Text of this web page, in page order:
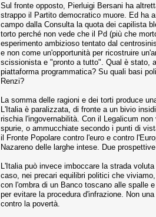
Sul fronte opposto, Pierluigi Bersani ha
strappo il Partito democratico muore. Ed ha
campo dalla Consulta la quota dei capilista
torto perché non vede che il Pd (più che
esperimento ambizioso tentato dal
e non come un'opportunità per ricostruire
scissionista e "pronto a tutto". Qual è stato,
piattaforma programmatica? Su quali basi
Renzi?
La somma delle ragioni e dei torti produce
L'Italia è paralizzata, di fronte a un bivio
rischia l'ingovernabilità. Con il Legalicum
spurie, o ammucchiate secondo i punti di
il Fronte Popolare contro l'euro e contro
Nazareno delle larghe intese. Due
L'Italia può invece imboccare la strada
caso, nei precari equilibri politici che
con l'ombra di un Banco toscano alle spalle
per evitare la procedura d'infrazione. Non
contro la povertà.